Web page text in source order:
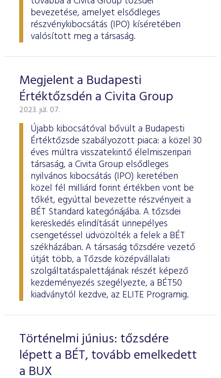
bevezetése, amelyet elsődleges
részvénykibocsátás (IPO) kíséretében
valósított meg a társaság.
Megjelent a Budapesti
Értéktőzsdén a Civita Group
2023. júl. 07.
Újabb kibocsátóval bővült a Budapesti
Értéktőzsde szabályozott piaca: a közel 30
éves múltra visszatekintő élelmiszeripari
társaság, a Civita Group elsődleges
nyilvános kibocsátás (IPO) keretében
közel fél milliárd forint értékben vont be
tőkét, egyúttal bevezette részvényeit a
BÉT Standard kategóriájába. A tőzsdei
kereskedés elindítását ünnepélyes
csengetéssel üdvözölték a felek a BÉT
székházában. A társaság tőzsdére vezető
útját több, a Tőzsde középvállalati
szolgáltatáspalettájának részét képező
kezdeményezés szegélyezte, a BÉT50
kiadványtól kezdve, az ELITE Programig.
Történelmi június: tőzsdére
lépett a BÉT, tovább emelkedett
a BUX